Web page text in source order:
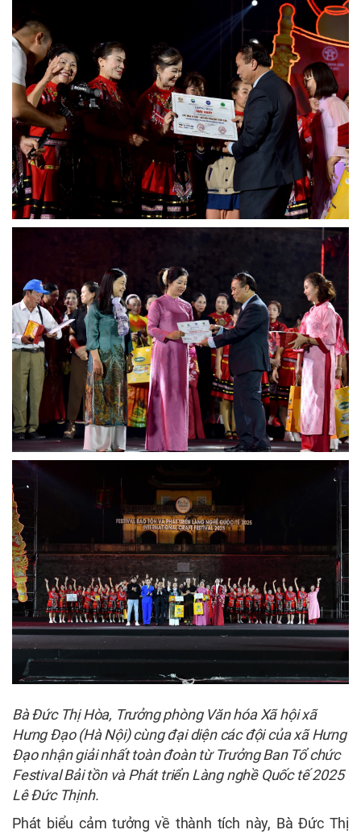
Bà Đức Thị Hòa, Trưởng phòng Văn hóa Xã hội xã
Hưng Đạo (Hà Nội) cùng đại diện các đội của xã Hưng
Đạo nhận giải nhất toàn đoàn từ Trưởng Ban Tổ chức
Festival Bải tồn và Phát triển Làng nghề Quốc tế 2025
Lê Đức Thịnh.
Phát biểu cảm tưởng về thành tích này, Bà Đức Thị